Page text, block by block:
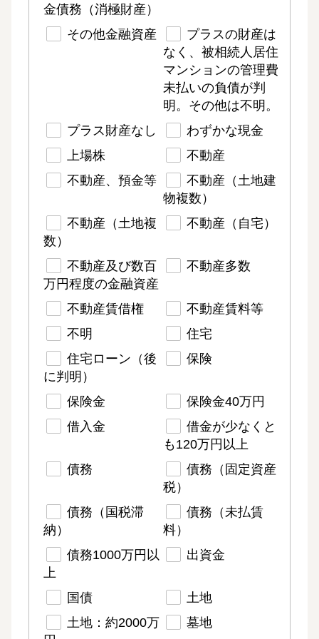
金債務（消極財産）
その他金融資産
プラスの財産は
なく、被相続人居住
マンションの管理費
未払いの負債が判
明。その他は不明。
プラス財産なし
わずかな現金
上場株
不動産
不動産、預金等
不動産（土地建
物複数）
不動産（土地複
数）
不動産（自宅）
不動産及び数百
万円程度の金融資産
不動産多数
不動産賃借権
不動産賃料等
不明
住宅
住宅ローン（後
に判明）
保険
保険金
保険金40万円
借入金
借金が少なくと
も120万円以上
債務
債務（固定資産
税）
債務（国税滞
納）
債務（未払賃
料）
債務1000万円以
上
出資金
国債
土地
土地：約2000万
墓地